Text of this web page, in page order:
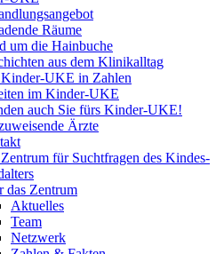
Räume
um die Hainbuche
aus dem Klinikalltag
UKE in Zahlen
im Kinder-UKE
auch Sie fürs Kinder-UKE!
Ärzte
für Suchtfragen des Kindes-
das Zentrum
Aktuelles
Team
Netzwerk